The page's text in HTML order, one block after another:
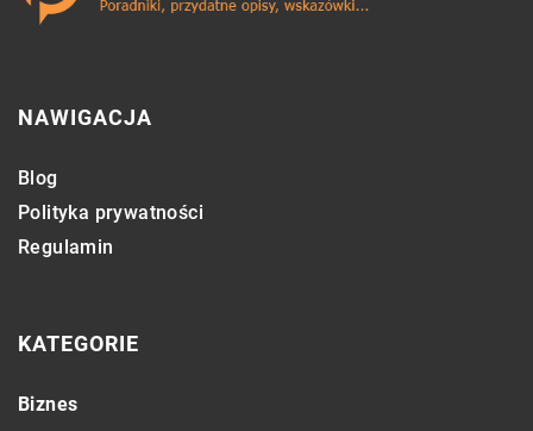
NAWIGACJA
Blog
Polityka prywatności
Regulamin
KATEGORIE
Biznes